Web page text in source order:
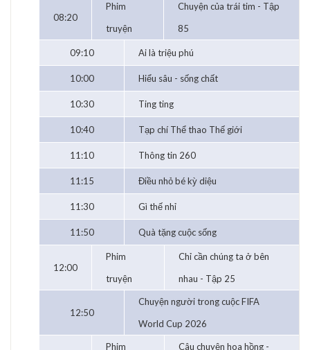
08:20
Phim
truyện
Chuyện của trái tim - Tập
85
09:10 Ai là triệu phú
10:00 Hiểu sâu - sống chất
10:30 Ting ting
10:40 Tạp chí Thể thao Thế giới
11:10 Thông tin 260
11:15 Điều nhỏ bé kỳ diệu
11:30 Gì thế nhỉ
11:50 Quà tặng cuộc sống
12:00
Phim
truyện
Chỉ cần chúng ta ở bên
nhau - Tập 25
12:50
Chuyện người trong cuộc FIFA
World Cup 2026
Phim Câu chuyện hoa hồng -